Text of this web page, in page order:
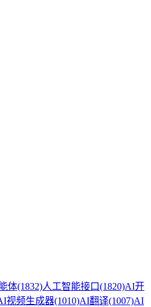
体(1832)人工智能接口(1820)AI开
视频生成器(1010)AI翻译(1007)AI